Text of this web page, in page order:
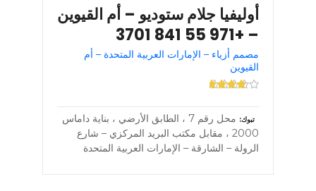
أوليفيا جلام ستوديو – أم القيوين
– +971 55 841 3701
مصمم أزياء – الإمارات العربية المتحدة – أم
القيوين
تبوك
محل رقم 7 ، الطابق الأرضي ، بناية داماس
2000 ، مقابل مكتب البريد المركزي – شارع
الرولة – الشارقة – الإمارات العربية المتحدة